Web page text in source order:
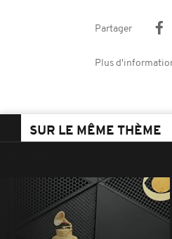
Partager
Plus
SUR LE MÊME THÈME